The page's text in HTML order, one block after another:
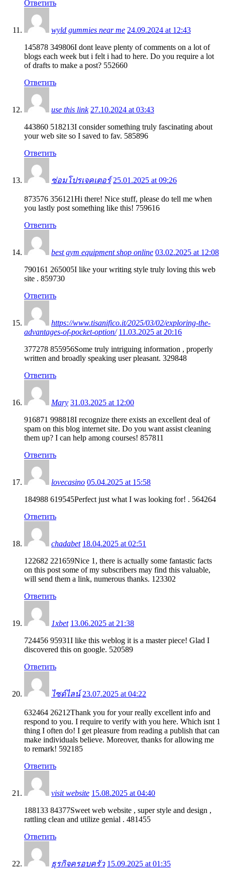
Ответить
wyld gummies near me 24.09.2024 at 12:43
145878 349806I dont leave plenty of comments on a lot of
blogs each week but i felt i had to here. Do you require a lot
of drafts to make a post? 552660
Ответить
use this link 27.10.2024 at 03:43
443860 518213I consider something truly fascinating about
your web site so I saved to fav. 585896
Ответить
ซ่อมโปรเจคเตอร์ 25.01.2025 at 09:26
873576 356121Hi there! Nice stuff, please do tell me when
you lastly post something like this! 759616
Ответить
best gym equipment shop online 03.02.2025 at 12:08
790161 265005I like your writing style truly loving this web
site . 859730
Ответить
https://www.tisanifico.it/2025/03/02/exploring-the-
advantages-of-pocket-option/ 11.03.2025 at 20:16
377278 855956Some truly intriguing information , properly
written and broadly speaking user pleasant. 329848
Ответить
Mary 31.03.2025 at 12:00
916871 998818I recognize there exists an excellent deal of
spam on this blog internet site. Do you want assist cleaning
them up? I can help among courses! 857811
Ответить
lovecasino 05.04.2025 at 15:58
184988 619545Perfect just what I was looking for! . 564264
Ответить
chadabet 18.04.2025 at 02:51
122682 221659Nice 1, there is actually some fantastic facts
on this post some of my subscribers may find this valuable,
will send them a link, numerous thanks. 123302
Ответить
1xbet 13.06.2025 at 21:38
724456 95931I like this weblog it is a master piece! Glad I
discovered this on google. 520589
Ответить
ไซด์ไลน์ 23.07.2025 at 04:22
632464 26212Thank you for your really excellent info and
respond to you. I require to verify with you here. Which isnt 1
thing I often do! I get pleasure from reading a publish that can
make individuals believe. Moreover, thanks for allowing me
to remark! 592185
Ответить
visit website 15.08.2025 at 04:40
188133 84377Sweet web website , super style and design ,
rattling clean and utilize genial . 481455
Ответить
ธุรกิจครอบครัว 15.09.2025 at 01:35